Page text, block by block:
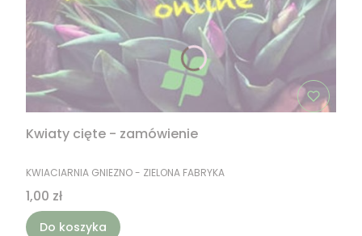
Kwiaty cięte - zamówienie
PRODUCENT
KWIACIARNIA GNIEZNO - ZIELONA FABRYKA
Cena
1,00 zł
Do koszyka